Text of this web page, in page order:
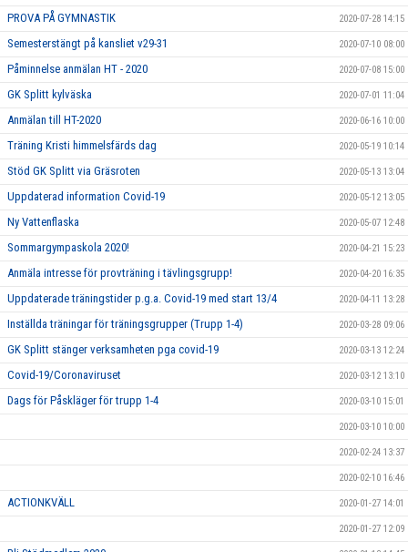
PROVA PÅ GYMNASTIK 2020-07-28 14:15
Semesterstängt på kansliet v29-31 2020-07-10 08:00
Påminnelse anmälan HT - 2020 2020-07-08 15:00
GK Splitt kylväska 2020-07-01 11:04
Anmälan till HT-2020 2020-06-16 10:00
Träning Kristi himmelsfärds dag 2020-05-19 10:14
Stöd GK Splitt via Gräsroten 2020-05-13 13:04
Uppdaterad information Covid-19 2020-05-12 13:05
Ny Vattenflaska 2020-05-07 12:48
Sommargympaskola 2020! 2020-04-21 15:23
Anmäla intresse för provträning i tävlingsgrupp! 2020-04-20 16:35
Uppdaterade träningstider p.g.a. Covid-19 med start 13/4 2020-04-11 13:28
Inställda träningar för träningsgrupper (Trupp 1-4) 2020-03-28 09:06
GK Splitt stänger verksamheten pga covid-19 2020-03-13 12:24
Covid-19/Coronaviruset 2020-03-12 13:10
Dags för Påskläger för trupp 1-4 2020-03-10 15:01
2020-03-10 10:00
2020-02-24 13:37
2020-02-10 16:46
ACTIONKVÄLL 2020-01-27 14:01
2020-01-27 12:09